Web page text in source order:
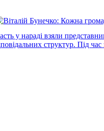
у нараді взяли
структур. Під час